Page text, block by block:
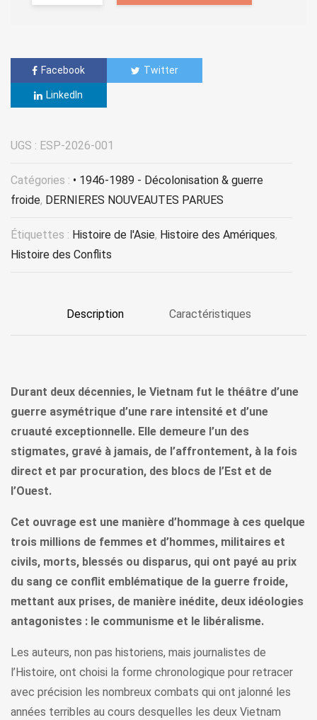
Facebook Twitter
LinkedIn
UGS : ESP-2026-001
Catégories : • 1946-1989 - Décolonisation & guerre
froide, DERNIERES NOUVEAUTES PARUES
Étiquettes : Histoire de l'Asie, Histoire des Amériques,
Histoire des Conflits
Description Caractéristiques
Durant deux décennies, le Vietnam fut le théâtre d’une
guerre asymétrique d’une rare intensité et d’une
cruauté exceptionnelle. Elle demeure l’un des
stigmates, gravé à jamais, de l’affrontement, à la fois
direct et par procuration, des blocs de l’Est et de
l’Ouest.
Cet ouvrage est une manière d’hommage à ces quelque
trois millions de femmes et d’hommes, militaires et
civils, morts, blessés ou disparus, qui ont payé au prix
du sang ce conflit emblématique de la guerre froide,
mettant aux prises, de manière inédite, deux idéologies
antagonistes : le communisme et le libéralisme.
Les auteurs, non pas historiens, mais journalistes de
l’Histoire, ont choisi la forme chronologique pour retracer
avec précision les nombreux combats qui ont jalonné les
années terribles au cours desquelles les deux Vietnam